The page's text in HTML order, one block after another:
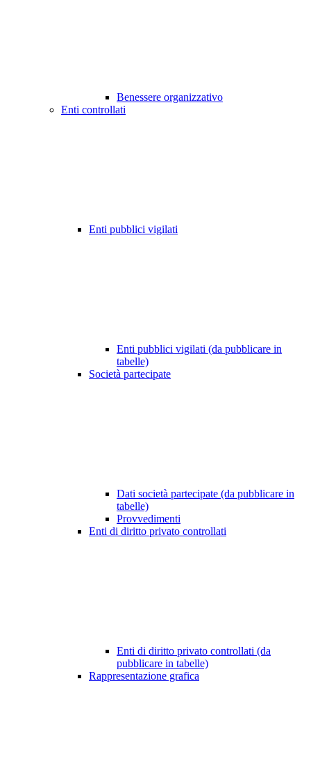
Benessere organizzativo
Enti controllati
Enti pubblici vigilati
Enti pubblici vigilati (da pubblicare in
tabelle)
Società partecipate
Dati società partecipate (da pubblicare in
tabelle)
Provvedimenti
Enti di diritto privato controllati
Enti di diritto privato controllati (da
pubblicare in tabelle)
Rappresentazione grafica